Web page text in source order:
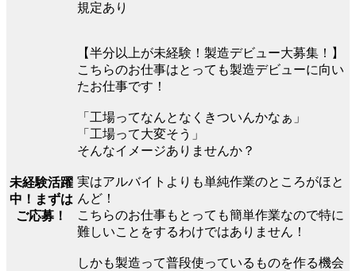
規定あり
未経験活躍
中！まずは
ご応募！
【半分以上が未経験！製造デビュー大募集！】
こちらのお仕事はとっても製造デビューに向い
たお仕事です！
「工場ってなんとなくきついんかなぁ」
「工場って大変そう」
そんなイメージありませんか？
実はアルバイトよりも単純作業のところがほと
んど！
こちらのお仕事もとっても簡単作業なので特に
難しいことをするわけではありません！
しかも製造って普段使っているものを作る機会